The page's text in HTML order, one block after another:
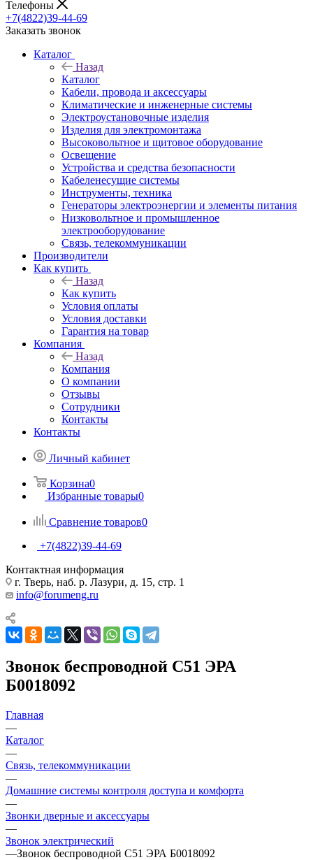
Телефоны
+7(4822)39-44-69
Заказать звонок
Каталог
Назад
Каталог
Кабели, провода и аксессуары
Климатические и инженерные системы
Электроустановочные изделия
Изделия для электромонтажа
Высоковольтное и щитовое оборудование
Освещение
Устройства и средства безопасности
Кабеленесущие системы
Инструменты, техника
Генераторы электроэнергии и элементы питания
Низковольтное и промышленное
электрооборудование
Связь, телекоммуникации
Производители
Как купить
Назад
Как купить
Условия оплаты
Условия доставки
Гарантия на товар
Компания
Назад
Компания
О компании
Отзывы
Сотрудники
Контакты
Контакты
Личный кабинет
Корзина0
Избранные товары0
Сравнение товаров0
+7(4822)39-44-69
Контактная информация
г. Тверь, наб. р. Лазури, д. 15, стр. 1
info@forumeng.ru
Звонок беспроводной C51 ЭРА
Б0018092
Главная
—
Каталог
—
Связь, телекоммуникации
—
Домашние системы контроля доступа и комфорта
—
Звонки дверные и аксессуары
—
Звонок электрический
—Звонок беспроводной C51 ЭРА Б0018092